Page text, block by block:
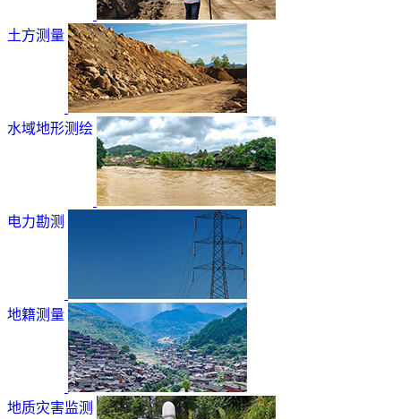
土方测量
水域地形测绘
电力勘测
地籍测量
地质灾害监测